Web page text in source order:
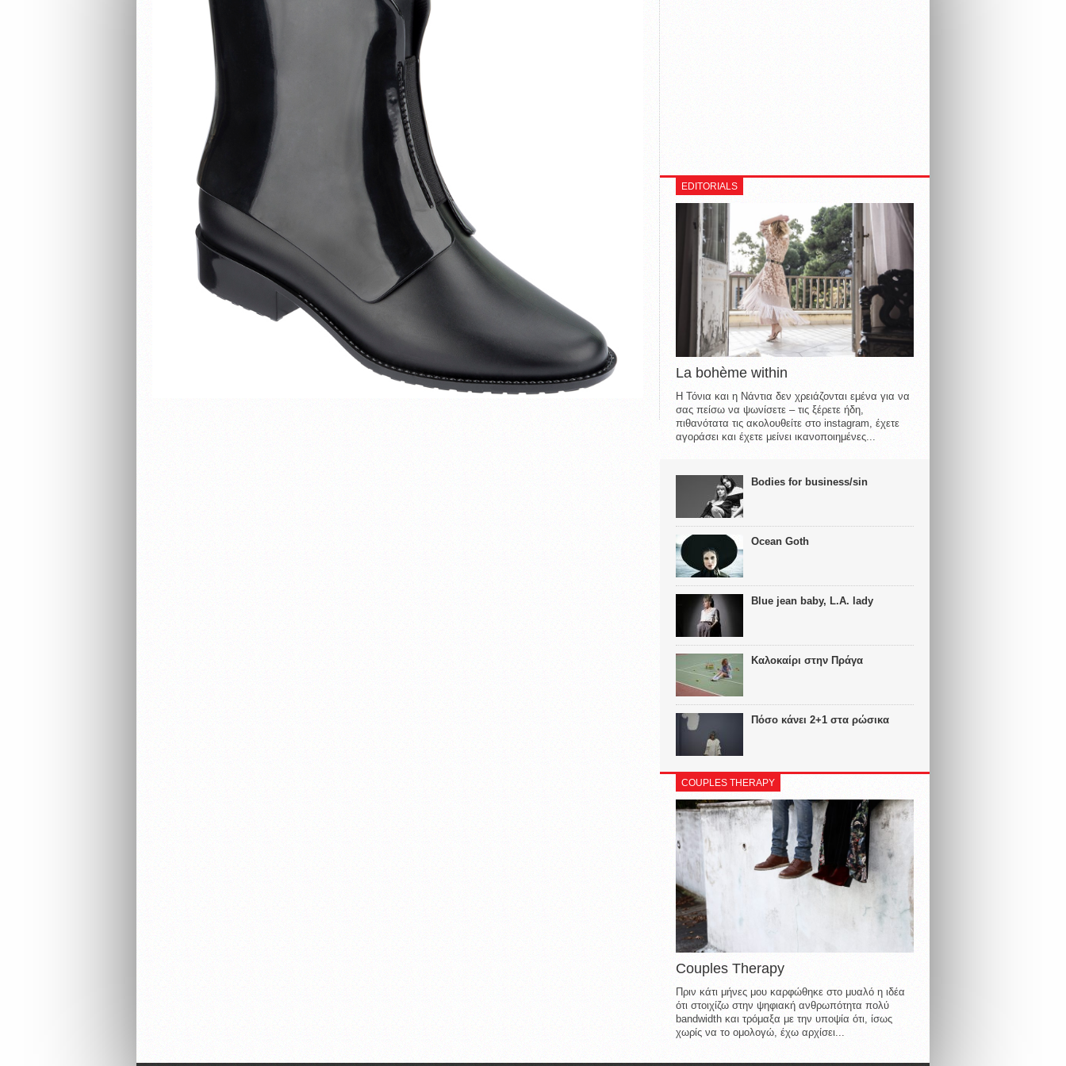
EDITORIALS
La bohème within
Η Τόνια και η Νάντια δεν χρειάζονται εμένα για να
σας πείσω να ψωνίσετε – τις ξέρετε ήδη,
πιθανότατα τις ακολουθείτε στο instagram, έχετε
αγοράσει και έχετε μείνει ικανοποιημένες...
Bodies for business/sin
Ocean Goth
Blue jean baby, L.A. lady
Καλοκαίρι στην Πράγα
Πόσο κάνει 2+1 στα ρώσικα
COUPLES THERAPY
Couples Therapy
Πριν κάτι μήνες μου καρφώθηκε στο μυαλό η ιδέα
ότι στοιχίζω στην ψηφιακή ανθρωπότητα πολύ
bandwidth και τρόμαξα με την υποψία ότι, ίσως
χωρίς να το ομολογώ, έχω αρχίσει...